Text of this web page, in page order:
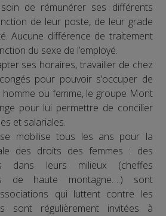
de rémunérer ses différents
de leur poste, de leur grade
Aucune différence de traitement
du sexe de l’employé.
ses horaires, travailler de chez
pour pouvoir s’occuper de
homme ou femme, le groupe Mont
pour lui permettre de concilier
et salariales.
mobilise tous les ans pour la
des droits des femmes : des
dans leurs milieux (cheffes
de haute montagne….) sont
qui luttent contre les
sont régulièrement invitées à